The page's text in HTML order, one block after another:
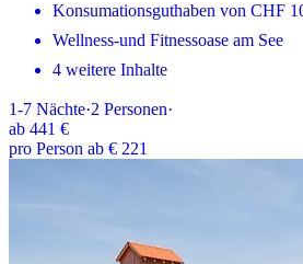
Konsumationsguthaben von CHF
Wellness-und Fitnessoase am See
4 weitere Inhalte
1-7 Nächte·2 Personen·
ab 441 €
pro Person ab € 221